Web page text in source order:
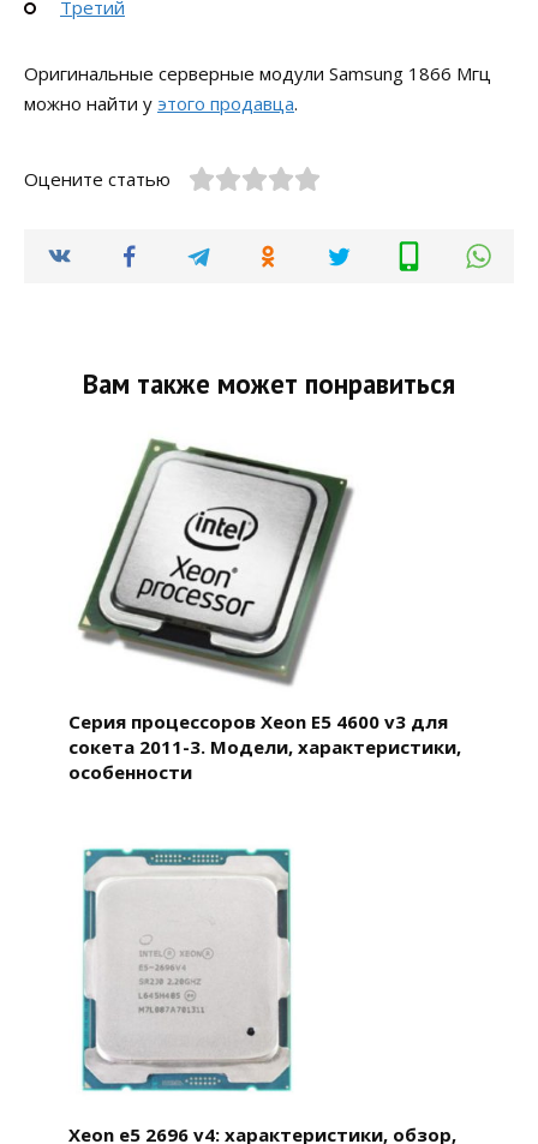
Третий
Оригинальные серверные модули Samsung 1866 Мгц
можно найти у этого продавца.
Оцените статью
Вам также может понравиться
Серия процессоров Xeon E5 4600 v3 для
сокета 2011-3. Модели, характеристики,
особенности
Xeon e5 2696 v4: характеристики, обзор,